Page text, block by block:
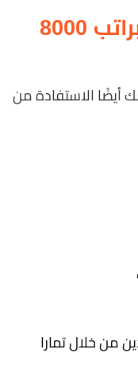
شروط تقسيط سيارة براتب 8000
أيضًا الاستفادة من
من خلال تمارا